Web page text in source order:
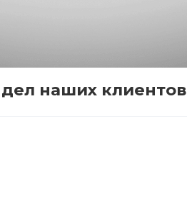
наших клиентов